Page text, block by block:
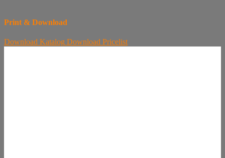
Print & Download
Download Katalog Download Pricelist